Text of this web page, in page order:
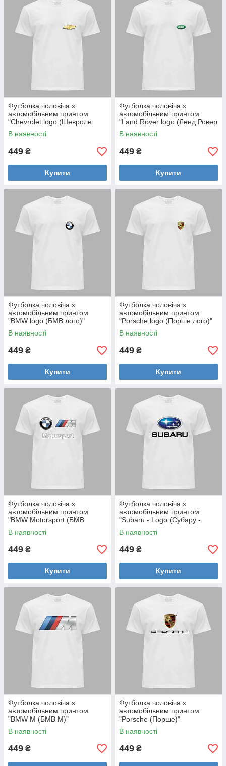
Футболка чоловіча з
автомобільним принтом
"Chevrolet logo (Шевроле
лого)" (24012123)
В наявності
449 ₴
Купити
Футболка чоловіча з
автомобільним принтом
"Land Rover logo (Ленд Ровер
лого)" (24012126)
В наявності
449 ₴
Купити
Футболка чоловіча з
автомобільним принтом
"BMW logo (БМВ лого)"
(24012131)
В наявності
449 ₴
Купити
Футболка чоловіча з
автомобільним принтом
"Porsche logo (Порше лого)"
(24012132)
В наявності
449 ₴
Купити
Футболка чоловіча з
автомобільним принтом
"BMW Motorsport (БМВ
моторспорт)" (24012149)
В наявності
449 ₴
Купити
Футболка чоловіча з
автомобільним принтом
"Subaru - Logo (Субару -
Лого)" (24012158)
В наявності
449 ₴
Купити
Футболка чоловіча з
автомобільним принтом
"BMW M (БМВ М)"
(24012150)
В наявності
449 ₴
Футболка чоловіча з
автомобільним принтом
"Porsche (Порше)"
(24012156)
В наявності
449 ₴